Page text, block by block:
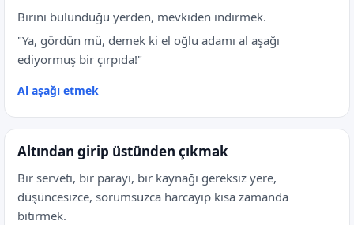
Birini bulunduğu yerden, mevkiden indirmek.
"Ya, gördün mü, demek ki el oğlu adamı al aşağı
ediyormuş bir çırpıda!"
Al aşağı etmek
Altından girip üstünden çıkmak
Bir serveti, bir parayı, bir kaynağı gereksiz yere,
düşüncesizce, sorumsuzca harcayıp kısa zamanda
bitirmek.